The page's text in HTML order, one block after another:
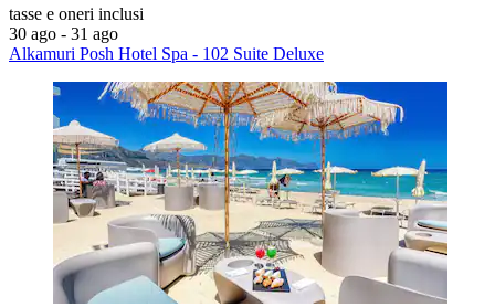
tasse e oneri inclusi
30 ago - 31 ago
Alkamuri Posh Hotel Spa - 102 Suite Deluxe